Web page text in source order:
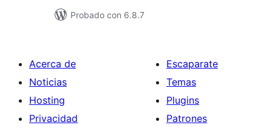
Probado con 6.8.7
Acerca de
Noticias
Hosting
Privacidad
Escaparate
Temas
Plugins
Patrones